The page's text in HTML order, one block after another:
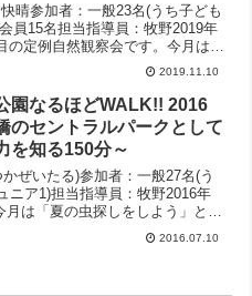
晴参加者：一般23名(うち子ども
員15名担当指導員：牧野2019年
の定例自然観察会です。今月は
葉っぱ、木の実の不思議を探
」というテーマで観察会を行いま
橋公園内を回りながら、木の葉
を探しました。木の葉や木の実
も、色々な昆虫やきれいに全身が
るアオダイショウの抜け殻も見
た。見つけた木の実は...
2019.11.10
園なるほどWALK!! 2016
のセントラルパークとして
を知る150分～
ぜいたる)参加者：一般27名(う
ニア1)担当指導員：牧野2016年
は「夏の虫探しをしよう」とい
月と同様にたくさんのお子さん
の活躍でたくさんの昆虫が見つ
2016.07.10